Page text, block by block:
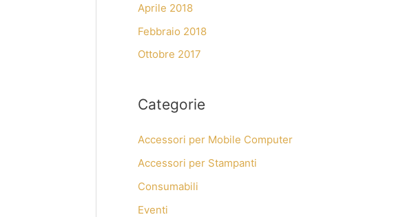
Aprile 2018
Febbraio 2018
Ottobre 2017
Categorie
Accessori per Mobile Computer
Accessori per Stampanti
Consumabili
Eventi